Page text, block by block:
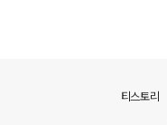
티스토리